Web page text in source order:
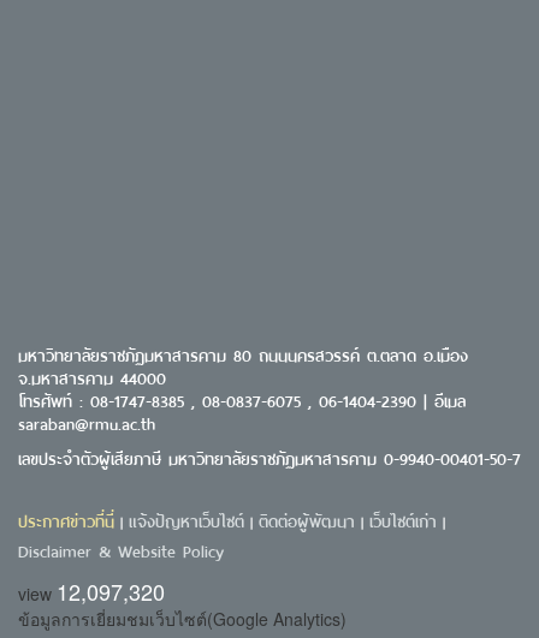
มหาวิทยาลัยราชภัฏมหาสารคาม 80 ถนนนครสวรรค์ ต.ตลาด อ.เมือง
จ.มหาสารคาม 44000
โทรศัพท์ : 08-1747-8385 , 08-0837-6075 , 06-1404-2390 | อีเมล
saraban@rmu.ac.th
เลขประจำตัวผู้เสียภาษี มหาวิทยาลัยราชภัฏมหาสารคาม 0-9940-00401-50-7
ประกาศข่าวที่นี่ | แจ้งปัญหาเว็บไซต์ | ติดต่อผู้พัฒนา | เว็บไซต์เก่า |
Disclaimer & Website Policy
view 12,097,320
ข้อมูลการเยี่ยมชมเว็บไซต์(Google Analytics)